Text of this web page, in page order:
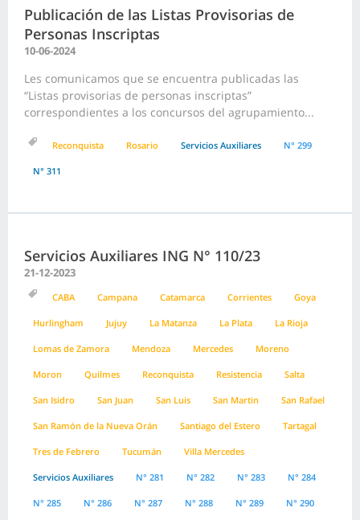
Publicación de las Listas Provisorias de
Personas Inscriptas
10-06-2024
Les comunicamos que se encuentra publicadas las
“Listas provisorias de personas inscriptas”
correspondientes a los concursos del agrupamiento...
Reconquista Rosario Servicios Auxiliares N° 299
N° 311
Servicios Auxiliares ING N° 110/23
21-12-2023
CABA Campana Catamarca Corrientes Goya
Hurlingham Jujuy La Matanza La Plata La Rioja
Lomas de Zamora Mendoza Mercedes Moreno
Moron Quilmes Reconquista Resistencia Salta
San Isidro San Juan San Luis San Martin San Rafael
San Ramón de la Nueva Orán Santiago del Estero Tartagal
Tres de Febrero Tucumán Villa Mercedes
Servicios Auxiliares N° 281 N° 282 N° 283 N° 284
N° 285 N° 286 N° 287 N° 288 N° 289 N° 290